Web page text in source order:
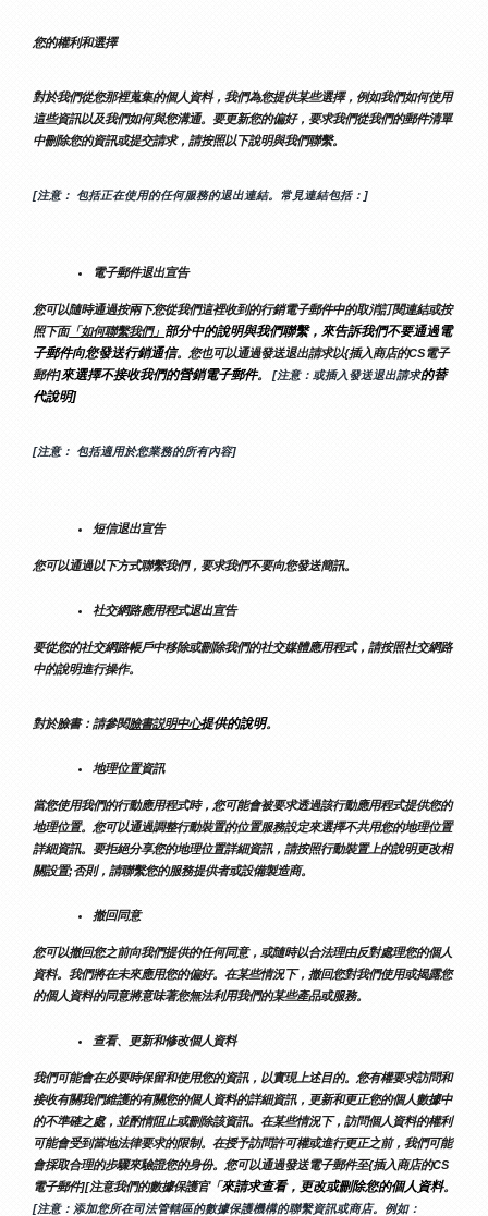
您的權利和選擇
對於我們從您那裡蒐集的個人資料，我們為您提供某些選擇，例如我們如何使用
這些資訊以及我們如何與您溝通。要更新您的偏好，要求我們從我們的郵件清單
中刪除您的資訊或提交請求，請按照以下說明與我們聯繫。
[注意： 包括正在使用的任何服務的退出連結。常見連結包括：]
電子郵件退出宣告
您可以隨時通過按兩下您從我們這裡收到的行銷電子郵件中的取消訂閱連結或按
照下面「如何聯繫我們」 部分中的說明與我們聯繫，來告訴我們不要通過電
子郵件向您發送行銷通信。您也可以通過發送退出請求以{插入商店的CS電子
郵件]來選擇不接收我們的營銷電子郵件。 [注意：或插入發送退出請求的替
代說明]
[注意： 包括適用於您業務的所有內容]
短信退出宣告
您可以通過以下方式聯繫我們，要求我們不要向您發送簡訊。
社交網路應用程式退出宣告
要從您的社交網路帳戶中移除或刪除我們的社交媒體應用程式，請按照社交網路
中的說明進行操作。
對於臉書：請參閱臉書説明中心提供的說明。
地理位置資訊
當您使用我們的行動應用程式時，您可能會被要求透過該行動應用程式提供您的
地理位置。您可以通過調整行動裝置的位置服務設定來選擇不共用您的地理位置
詳細資訊。要拒絕分享您的地理位置詳細資訊，請按照行動裝置上的說明更改相
關設置;否則，請聯繫您的服務提供者或設備製造商。
撤回同意
您可以撤回您之前向我們提供的任何同意，或隨時以合法理由反對處理您的個人
資料。我們將在未來應用您的偏好。在某些情況下，撤回您對我們使用或揭露您
的個人資料的同意將意味著您無法利用我們的某些產品或服務。
查看、更新和修改個人資料
我們可能會在必要時保留和使用您的資訊，以實現上述目的。您有權要求訪問和
接收有關我們維護的有關您的個人資料的詳細資訊，更新和更正您的個人數據中
的不準確之處，並酌情阻止或刪除該資訊。在某些情況下，訪問個人資料的權利
可能會受到當地法律要求的限制。在授予訪問許可權或進行更正之前，我們可能
會採取合理的步驟來驗證您的身份。您可以通過發送電子郵件至{插入商店的CS
電子郵件][注意我們的數據保護官「來請求查看，更改或刪除您的個人資料。
[注意：添加您所在司法管轄區的數據保護機構的聯繫資訊或商店。例如：